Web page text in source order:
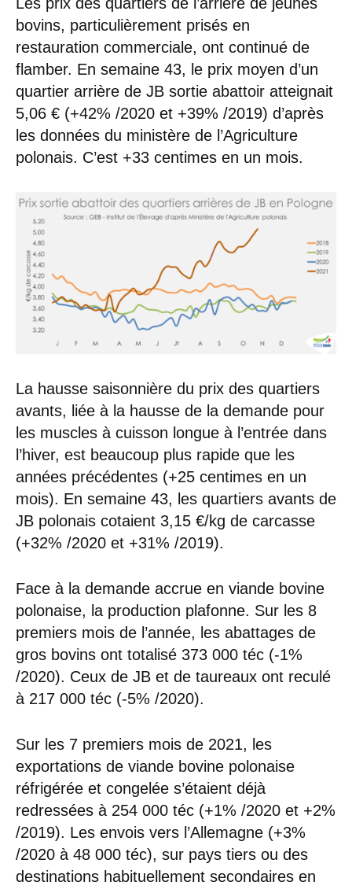
bovins, particulièrement prisés en
restauration commerciale, ont continué de
flamber. En semaine 43, le prix moyen d’un
quartier arrière de JB sortie abattoir atteignait
5,06 € (+42% /2020 et +39% /2019) d’après
les données du ministère de l’Agriculture
polonais. C’est +33 centimes en un mois.
La hausse saisonnière du prix des quartiers
avants, liée à la hausse de la demande pour
les muscles à cuisson longue à l’entrée dans
l’hiver, est beaucoup plus rapide que les
années précédentes (+25 centimes en un
mois). En semaine 43, les quartiers avants de
JB polonais cotaient 3,15 €/kg de carcasse
(+32% /2020 et +31% /2019).
Face à la demande accrue en viande bovine
polonaise, la production plafonne. Sur les 8
premiers mois de l’année, les abattages de
gros bovins ont totalisé 373 000 téc (-1%
/2020). Ceux de JB et de taureaux ont reculé
à 217 000 téc (-5% /2020).
Sur les 7 premiers mois de 2021, les
exportations de viande bovine polonaise
réfrigérée et congelée s’étaient déjà
redressées à 254 000 téc (+1% /2020 et +2%
/2019). Les envois vers l’Allemagne (+3%
/2020 à 48 000 téc), sur pays tiers ou des
destinations habituellement secondaires en